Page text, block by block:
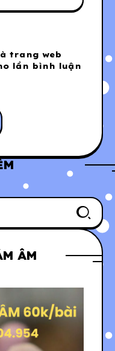
trang web
lần bình luận
ÂM